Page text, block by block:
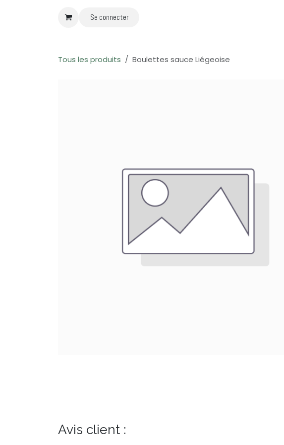
Se connecter
Tous les produits Boulettes sauce Liégeoise
Avis client :